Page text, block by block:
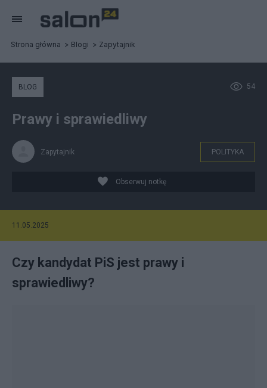
Strona główna Blogi Zapytajnik
54
BLOG
Prawy i sprawiedliwy
Zapytajnik POLITYKA
Obserwuj notkę
11.05.2025
Czy kandydat PiS jest prawy i
sprawiedliwy?